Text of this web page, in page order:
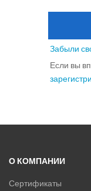
ОБРАЩЕНИЕ К
ПОДПИСКА
ОПЛАТА
Забыли
Если вы
О КОМПАНИИ
Сертификаты